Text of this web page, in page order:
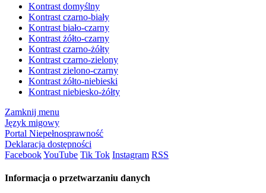
Kontrast domyślny
Kontrast czarno-biały
Kontrast biało-czarny
Kontrast żółto-czarny
Kontrast czarno-żółty
Kontrast czarno-zielony
Kontrast zielono-czarny
Kontrast żółto-niebieski
Kontrast niebiesko-żółty
Zamknij menu
Język migowy
Portal Niepełnosprawność
Deklaracja dostępności
FacebookYouTube Tik Tok Instagram RSS
Informacja o przetwarzaniu danych